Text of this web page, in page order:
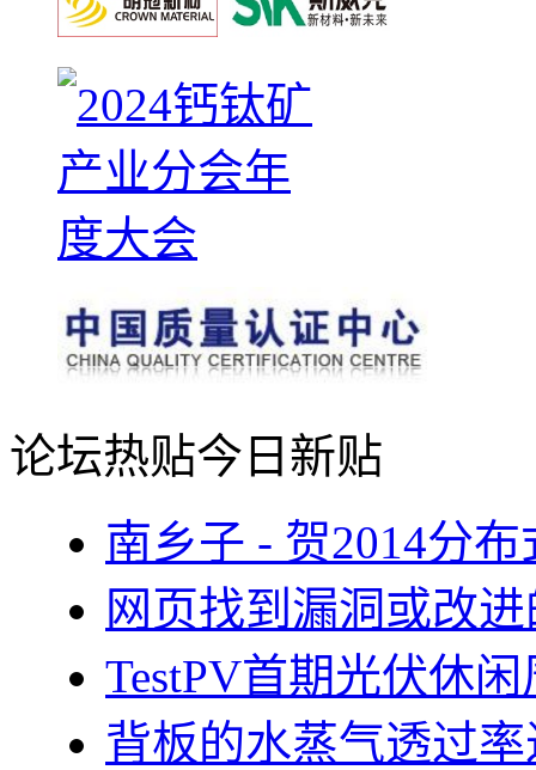
论坛热贴今日新贴
南乡子 - 贺2014分
网页找到漏洞或改
TestPV首期光伏休
背板的水蒸气透过